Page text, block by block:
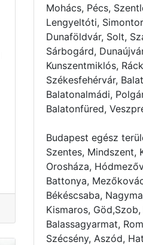
Mohács, Pécs,
Lengyeltóti,
Dunaföldvár, Solt,
Sárbogárd,
Kunszentmiklós,
Székesfehérvár,
Balatonalmádi,
Balatonfüred,
Budapest egész
Szentes, Mindszent,
Orosháza,
Battonya,
Békéscsaba,
Kismaros, Göd,Szob,
Balassagyarmat,
Szécsény, Aszód,